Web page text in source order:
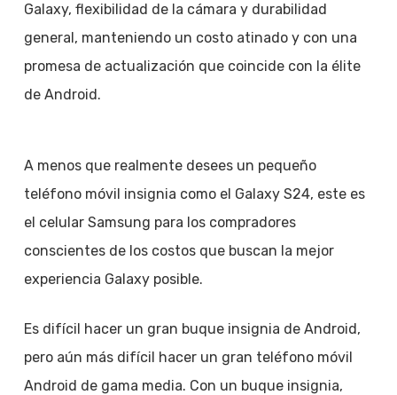
Galaxy, flexibilidad de la cámara y durabilidad
general, manteniendo un costo atinado y con una
promesa de actualización que coincide con la élite
de Android.
A menos que realmente desees un pequeño
teléfono móvil insignia como el Galaxy S24, este es
el celular Samsung para los compradores
conscientes de los costos que buscan la mejor
experiencia Galaxy posible.
Es difícil hacer un gran buque insignia de Android,
pero aún más difícil hacer un gran teléfono móvil
Android de gama media. Con un buque insignia,